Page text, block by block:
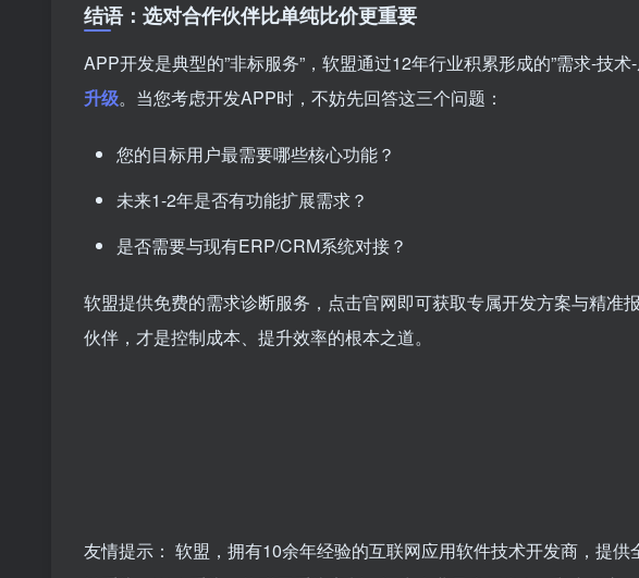
结语：选对合作伙伴比单纯比价更重要
APP开发是典型的”非标服务”，软盟通过12年行业积累形成的”需求-技
升级。当您考虑开发APP时，不妨先回答这三个问题：
您的目标用户最需要哪些核心功能？
未来1-2年是否有功能扩展需求？
是否需要与现有ERP/CRM系统对接？
软盟提供免费的需求诊断服务，点击官网即可获取专属开发方案与精准
伙伴，才是控制成本、提升效率的根本之道。
友情提示： 软盟，拥有10余年经验的互联网应用软件技术开发商，提